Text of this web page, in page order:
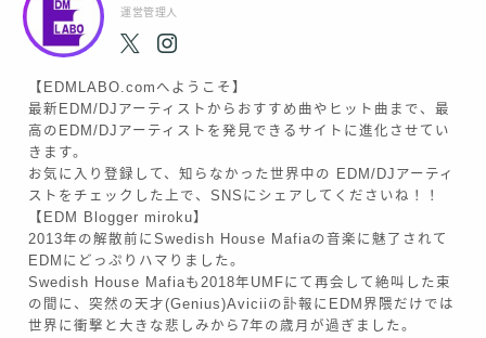
運営管理人
【EDMLABO.comへようこそ】
最新EDM/DJアーティストからおすすめ曲やヒット曲まで、最
高のEDM/DJアーティストを発見できるサイトに進化させてい
きます。
お気に入り登録して、知らなかった世界中の EDM/DJアーティ
ストをチェックした上で、SNSにシェアしてくださいね！！
【EDM Blogger miroku】
2013年の解散前にSwedish House Mafiaの音楽に魅了されて
EDMにどっぷりハマりました。
Swedish House Mafiaも2018年UMFにて再会して絶叫した束
の間に、突然の天才(Genius)Aviciiの訃報にEDM界隈だけでは
世界に衝撃と大きな悲しみから7年の歳月が過ぎました。